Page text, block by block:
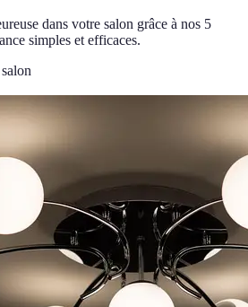
dans votre salon grâce à nos 5
simples et efficaces.